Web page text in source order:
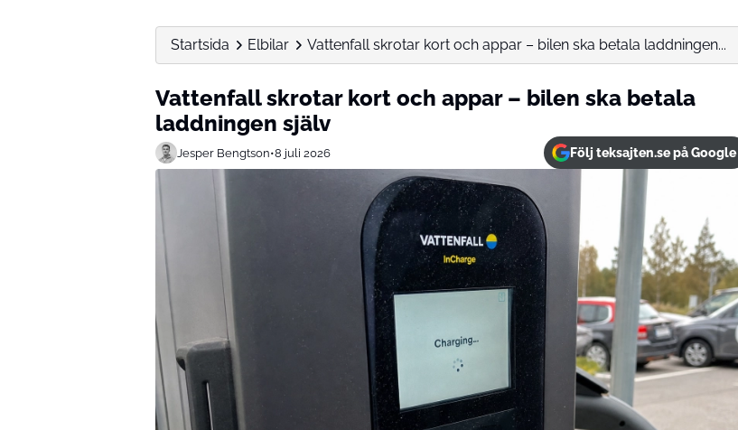
Startsida Elbilar Vattenfall skrotar kort och appar – bilen ska betala laddningen...
Vattenfall skrotar kort och appar – bilen ska betala
laddningen själv
Jesper Bengtson•8 juli 2026 Följ teksajten.se på Google